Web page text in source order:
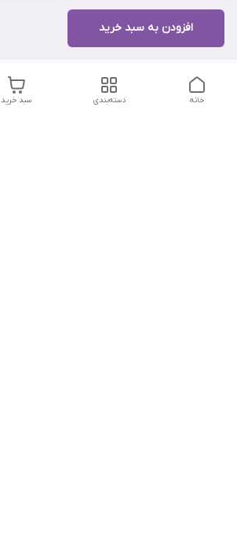
افزودن به سبد خرید
سبد خرید دسته‌بندی خانه